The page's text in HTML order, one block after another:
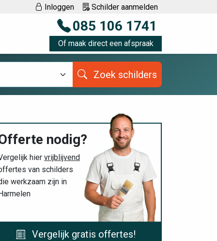
Inloggen Schilder aanmelden
085 106 1741
Of maak direct een afspraak
Zoek schilders
nodig?
hier vrijblijvend
van schilders
werkzaam zijn in
Vergelijk gratis offertes!